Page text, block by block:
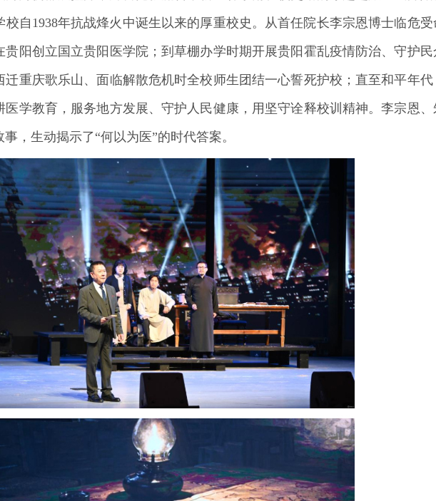
自1938年抗战烽火中诞生以来的厚重校史。从首任院长李宗恩博士临危受
阳创立国立贵阳医学院；到草棚办学时期开展贵阳霍乱疫情防治、守护民
迁重庆歌乐山、面临解散危机时全校师生团结一心誓死护校；直至和平年代
医学教育，服务地方发展、守护人民健康，用坚守诠释校训精神。李宗恩、
，生动揭示了“何以为医”的时代答案。